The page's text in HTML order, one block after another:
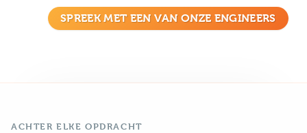
SPREEK MET EEN VAN ONZE ENGINEERS
ACHTER ELKE OPDRACHT